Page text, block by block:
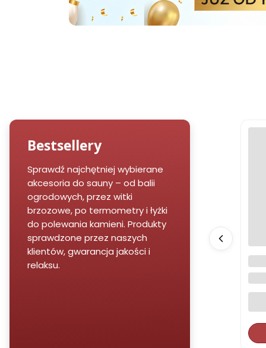
Bestsellery
Sprawdź najchętniej wybierane
akcesoria do sauny – od balii
ogrodowych, przez witki
brzozowe, po termometry i łyżki
do polewania kamieni. Produkty
sprawdzone przez naszych
klientów, gwarancja jakości i
relaksu.